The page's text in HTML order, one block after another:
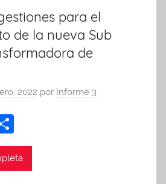
para el
de la nueva Sub
de
2022 por Informe 3
o
m